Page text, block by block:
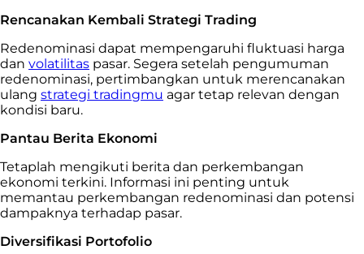
Rencanakan Kembali Strategi Trading
Redenominasi dapat mempengaruhi fluktuasi harga
dan volatilitas pasar. Segera setelah pengumuman
redenominasi, pertimbangkan untuk merencanakan
ulang strategi tradingmu agar tetap relevan dengan
kondisi baru.
Pantau Berita Ekonomi
Tetaplah mengikuti berita dan perkembangan
ekonomi terkini. Informasi ini penting untuk
memantau perkembangan redenominasi dan potensi
dampaknya terhadap pasar.
Diversifikasi Portofolio